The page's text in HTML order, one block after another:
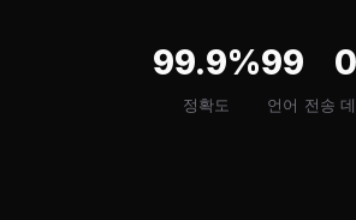
99.9%
정확도
99
언어
0
전송